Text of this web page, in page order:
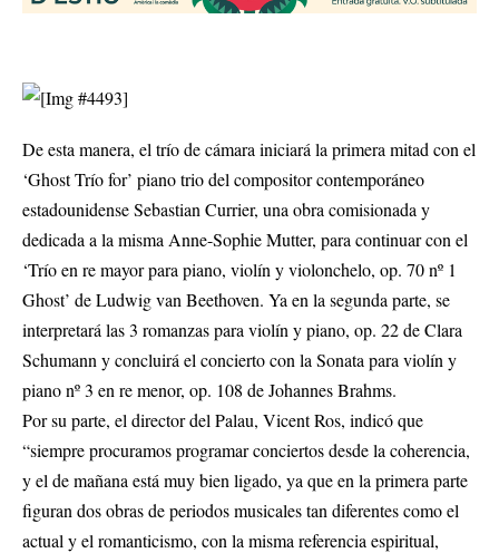
De esta manera, el trío de cámara iniciará la primera mitad con el
‘Ghost Trío for’ piano trio del compositor contemporáneo
estadounidense Sebastian Currier, una obra comisionada y
dedicada a la misma Anne-Sophie Mutter, para continuar con el
‘Trío en re mayor para piano, violín y violonchelo, op. 70 nº 1
Ghost’ de Ludwig van Beethoven. Ya en la segunda parte, se
interpretará las 3 romanzas para violín y piano, op. 22 de Clara
Schumann y concluirá el concierto con la Sonata para violín y
piano nº 3 en re menor, op. 108 de Johannes Brahms.
Por su parte, el director del Palau, Vicent Ros, indicó que
“siempre procuramos programar conciertos desde la coherencia,
y el de mañana está muy bien ligado, ya que en la primera parte
figuran dos obras de periodos musicales tan diferentes como el
actual y el romanticismo, con la misma referencia espiritual,